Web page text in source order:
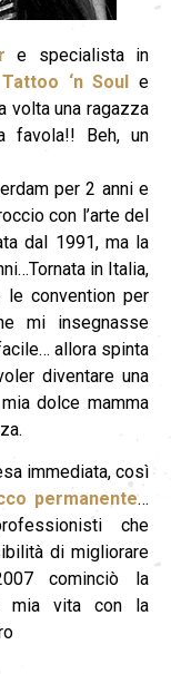
e specialista in
‘n Soul e
volta una ragazza
favola!! Beh, un
per 2 anni e
con l’arte del
dal 1991, ma la
Tornata in Italia,
le convention per
mi insegnasse
allora spinta
diventare una
dolce mamma
immediata, così
permanente…
che
di migliorare
cominciò la
mia vita con la